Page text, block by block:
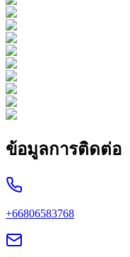
ข้อมูลการติดต่อ
+66806583768